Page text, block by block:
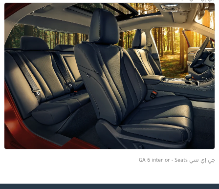
جي إي سي GA 6 interior - Seats